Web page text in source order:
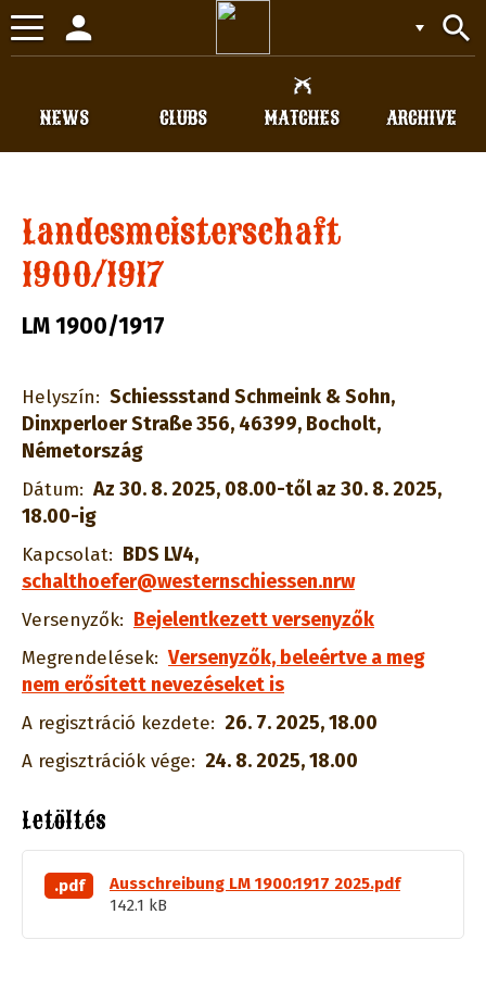
Toggle
navigation
search
person
CLUBS
NEWS MATCHES ARCHIVE
Landesmeisterschaft
1900/1917
LM 1900/1917
Helyszín: Schiessstand Schmeink & Sohn,
Dinxperloer Straße 356, 46399, Bocholt,
Németország
Dátum: Az 30. 8. 2025, 08.00-től az 30. 8. 2025,
18.00-ig
Kapcsolat: BDS LV4,
schalthoefer@westernschiessen.nrw
Versenyzők: Bejelentkezett versenyzők
Megrendelések: Versenyzők, beleértve a meg
nem erősített nevezéseket is
A regisztráció kezdete: 26. 7. 2025, 18.00
A regisztrációk vége: 24. 8. 2025, 18.00
Letöltés
.pdf
Ausschreibung LM 1900:1917 2025.pdf
142.1 kB